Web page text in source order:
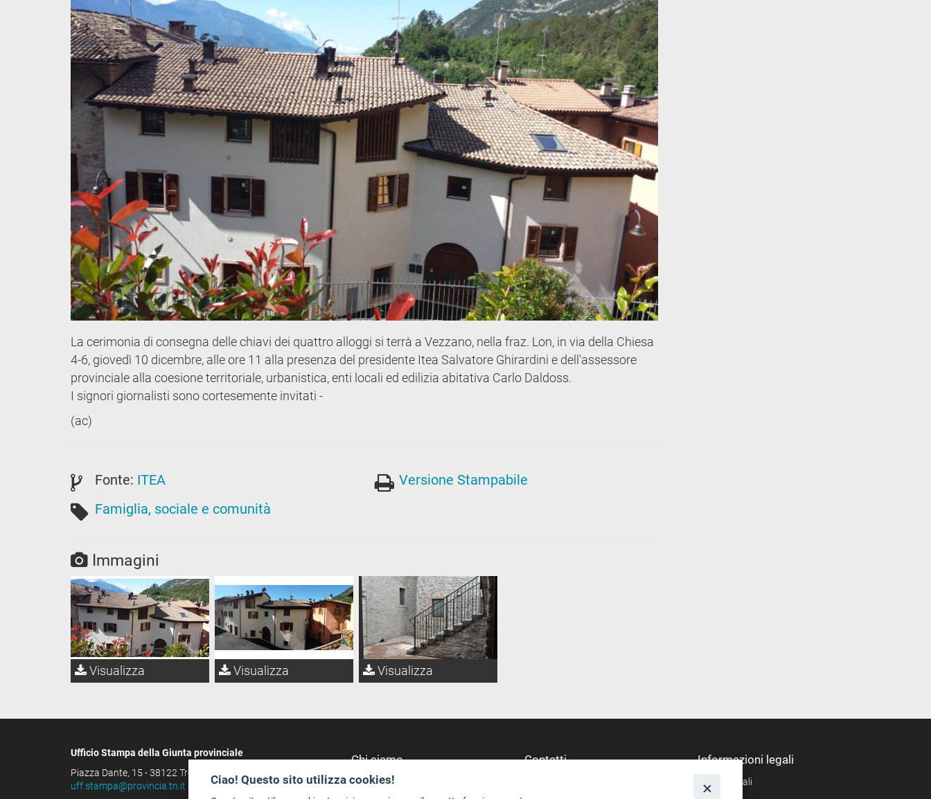
La cerimonia di consegna delle chiavi dei quattro alloggi si terrà a Vezzano, nella fraz. Lon, in via della Chiesa
4-6, giovedì 10 dicembre, alle ore 11 alla presenza del presidente Itea Salvatore Ghirardini e dell'assessore
provinciale alla coesione territoriale, urbanistica, enti locali ed edilizia abitativa Carlo Daldoss.
I signori giornalisti sono cortesemente invitati -
(ac)
Fonte: ITEA
Famiglia, sociale e comunità
Versione Stampabile
Immagini
Visualizza Visualizza Visualizza
Ufficio Stampa della Giunta provinciale
Piazza Dante, 15 - 38122 Trento (IT)
uff.stampa@provincia.tn.it
Chi siamo
Redazione
Contatti Informazioni legali
Note legali
Ciao! Questo sito utilizza cookies!